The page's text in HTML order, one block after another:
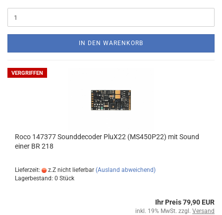
IN DEN WARENKORB
VERGRIFFEN
Roco 147377 Sounddecoder PluX22 (MS450P22) mit Sound
einer BR 218
Lieferzeit: z.Z nicht lieferbar (Ausland abweichend)
Lagerbestand: 0 Stück
Ihr Preis 79,90 EUR
inkl. 19% MwSt. zzgl. Versand